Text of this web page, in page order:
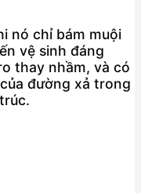
nó chỉ bám muội
vệ sinh đáng
thay nhầm, và có
đường xả trong